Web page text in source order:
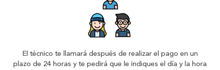
El técnico te llamará después de realizar el pago en un
plazo de 24 horas y te pedirá que le indiques el día y la hora